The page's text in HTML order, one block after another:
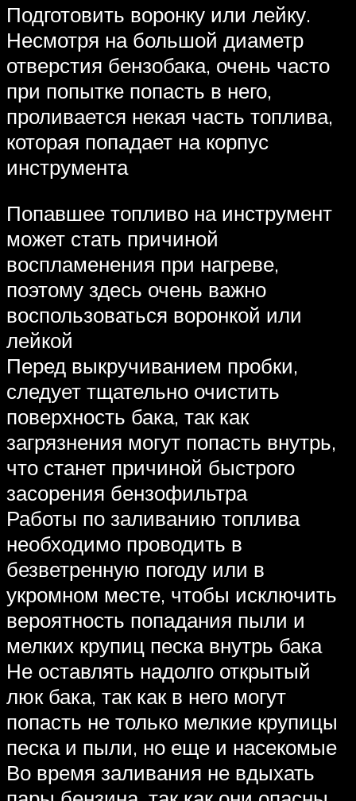
Подготовить воронку или лейку.
Несмотря на большой диаметр
отверстия бензобака, очень часто
при попытке попасть в него,
проливается некая часть топлива,
которая попадает на корпус
инструмента
Попавшее топливо на инструмент
может стать причиной
воспламенения при нагреве,
поэтому здесь очень важно
воспользоваться воронкой или
лейкой
Перед выкручиванием пробки,
следует тщательно очистить
поверхность бака, так как
загрязнения могут попасть внутрь,
что станет причиной быстрого
засорения бензофильтра
Работы по заливанию топлива
необходимо проводить в
безветренную погоду или в
укромном месте, чтобы исключить
вероятность попадания пыли и
мелких крупиц песка внутрь бака
Не оставлять надолго открытый
люк бака, так как в него могут
попасть не только мелкие крупицы
песка и пыли, но еще и насекомые
Во время заливания не вдыхать